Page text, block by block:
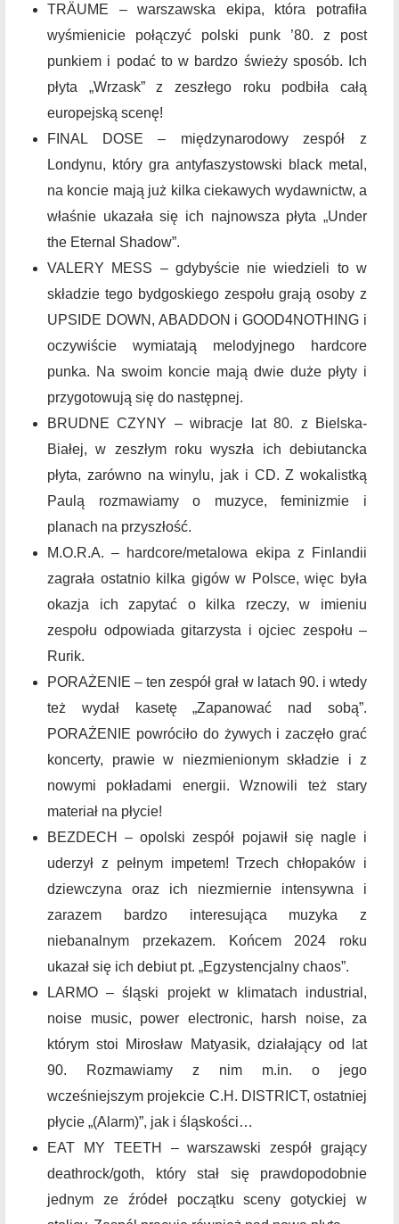
TRÄUME – warszawska ekipa, która potrafiła
wyśmienicie połączyć polski punk ’80. z post
punkiem i podać to w bardzo świeży sposób. Ich
płyta „Wrzask” z zeszłego roku podbiła całą
europejską scenę!
FINAL DOSE – międzynarodowy zespół z
Londynu, który gra antyfaszystowski black metal,
na koncie mają już kilka ciekawych wydawnictw, a
właśnie ukazała się ich najnowsza płyta „Under
the Eternal Shadow”.
VALERY MESS – gdybyście nie wiedzieli to w
składzie tego bydgoskiego zespołu grają osoby z
UPSIDE DOWN, ABADDON i GOOD4NOTHING i
oczywiście wymiatają melodyjnego hardcore
punka. Na swoim koncie mają dwie duże płyty i
przygotowują się do następnej.
BRUDNE CZYNY – wibracje lat 80. z Bielska-
Białej, w zeszłym roku wyszła ich debiutancka
płyta, zarówno na winylu, jak i CD. Z wokalistką
Paulą rozmawiamy o muzyce, feminizmie i
planach na przyszłość.
M.O.R.A. – hardcore/metalowa ekipa z Finlandii
zagrała ostatnio kilka gigów w Polsce, więc była
okazja ich zapytać o kilka rzeczy, w imieniu
zespołu odpowiada gitarzysta i ojciec zespołu –
Rurik.
PORAŻENIE – ten zespół grał w latach 90. i wtedy
też wydał kasetę „Zapanować nad sobą”.
PORAŻENIE powróciło do żywych i zaczęło grać
koncerty, prawie w niezmienionym składzie i z
nowymi pokładami energii. Wznowili też stary
materiał na płycie!
BEZDECH – opolski zespół pojawił się nagle i
uderzył z pełnym impetem! Trzech chłopaków i
dziewczyna oraz ich niezmiernie intensywna i
zarazem bardzo interesująca muzyka z
niebanalnym przekazem. Końcem 2024 roku
ukazał się ich debiut pt. „Egzystencjalny chaos”.
LARMO – śląski projekt w klimatach industrial,
noise music, power electronic, harsh noise, za
którym stoi Mirosław Matyasik, działający od lat
90. Rozmawiamy z nim m.in. o jego
wcześniejszym projekcie C.H. DISTRICT, ostatniej
płycie „(Alarm)”, jak i śląskości…
EAT MY TEETH – warszawski zespół grający
deathrock/goth, który stał się prawdopodobnie
jednym ze źródeł początku sceny gotyckiej w